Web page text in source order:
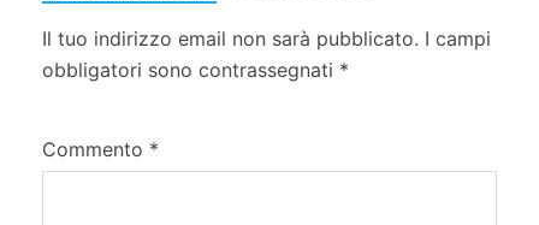
Il tuo indirizzo email non sarà pubblicato. I campi
obbligatori sono contrassegnati *
Commento *